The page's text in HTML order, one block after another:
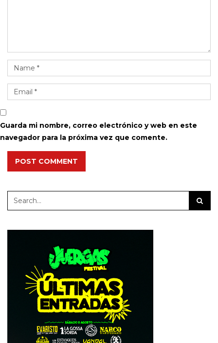
Guarda mi nombre, correo electrónico y web en este
navegador para la próxima vez que comente.
POST COMMENT